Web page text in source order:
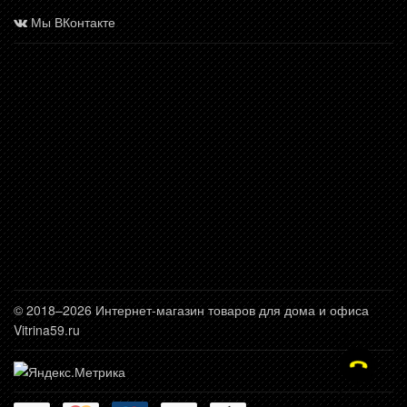
Мы ВКонтакте
© 2018–2026 Интернет-магазин товаров для дома и офиса
Vitrina59.ru